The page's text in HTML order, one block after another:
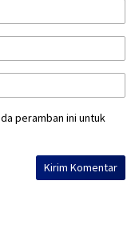
peramban ini untuk